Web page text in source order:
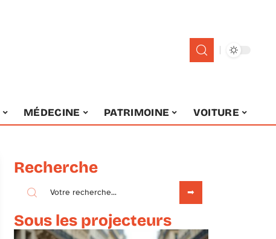
MÉDECINE PATRIMOINE VOITURE
Recherche
Sous les projecteurs